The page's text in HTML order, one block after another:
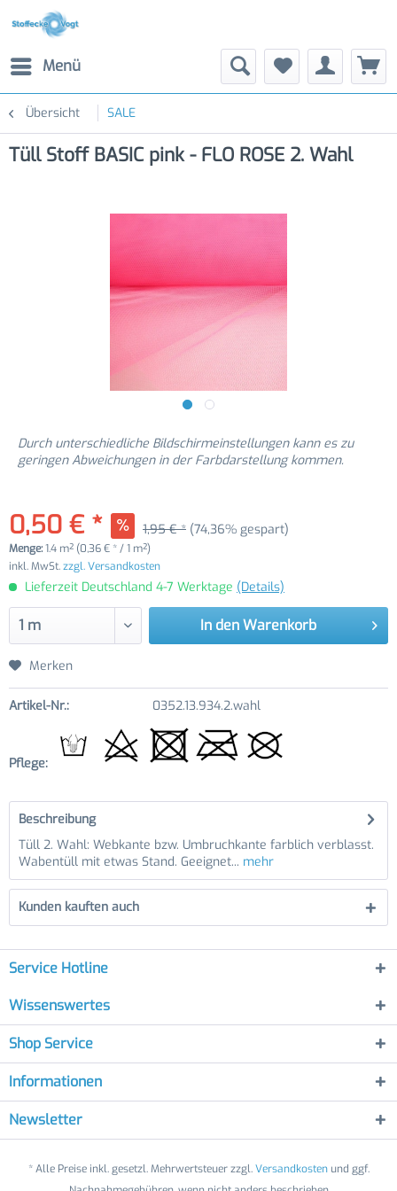
Menü
Übersicht SALE
Tüll Stoff BASIC pink - FLO ROSE 2. Wahl
Durch unterschiedliche Bildschirmeinstellungen kann es zu
geringen Abweichungen in der Farbdarstellung kommen.
0,50 € * 1,95 € * (74,36% gespart)
Menge:1.4 m² (0,36 € * / 1 m²)
inkl. MwSt.zzgl. Versandkosten
Lieferzeit Deutschland 4-7 Werktage (Details)
In den Warenkorb
Merken
Artikel-Nr.: 0352.13.934.2.wahl
Pflege:
Beschreibung
Tüll 2. Wahl: Webkante bzw. Umbruchkante farblich verblasst.
Wabentüll mit etwas Stand. Geeignet... mehr
Kunden kauften auch
Service Hotline
Wissenswertes
Shop Service
Informationen
Newsletter
* Alle Preise inkl. gesetzl. Mehrwertsteuer zzgl.Versandkostenund ggf.